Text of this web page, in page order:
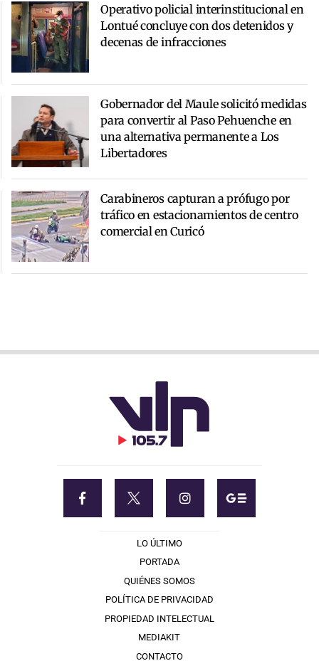
Operativo policial interinstitucional en
Lontué concluye con dos detenidos y
decenas de infracciones
Gobernador del Maule solicitó medidas
para convertir al Paso Pehuenche en
una alternativa permanente a Los
Libertadores
Carabineros capturan a prófugo por
tráfico en estacionamientos de centro
comercial en Curicó
LO ÚLTIMO
PORTADA
QUIÉNES SOMOS
POLÍTICA DE PRIVACIDAD
PROPIEDAD INTELECTUAL
MEDIAKIT
CONTACTO